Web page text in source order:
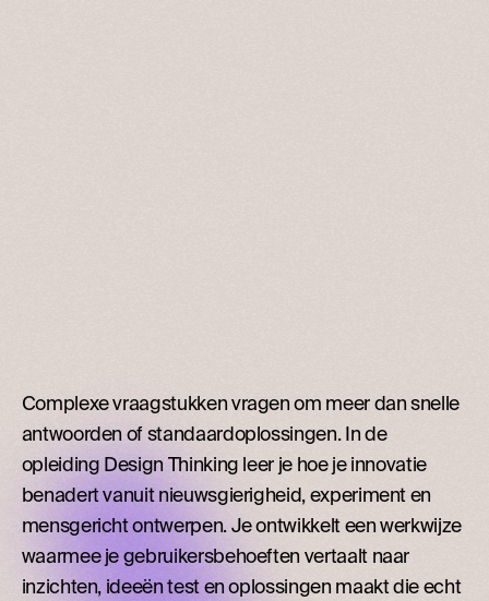
Complexe vraagstukken vragen om meer dan snelle
antwoorden of standaardoplossingen. In de
opleiding Design Thinking leer je hoe je innovatie
benadert vanuit nieuwsgierigheid, experiment en
mensgericht ontwerpen. Je ontwikkelt een werkwijze
waarmee je gebruikersbehoeften vertaalt naar
inzichten, ideeën test en oplossingen maakt die echt